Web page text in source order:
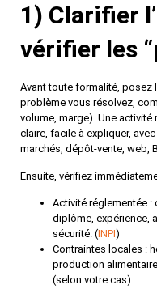
1) Clarifier
vérifier les
Avant toute formalité, posez
problème vous résolvez,
volume, marge). Une activité
claire, facile à expliquer,
marchés, dépôt-vente, web,
Ensuite, vérifiez
Activité réglementée
diplôme, expérience,
sécurité. (INPI)
Contraintes locales :
production
(selon votre cas).